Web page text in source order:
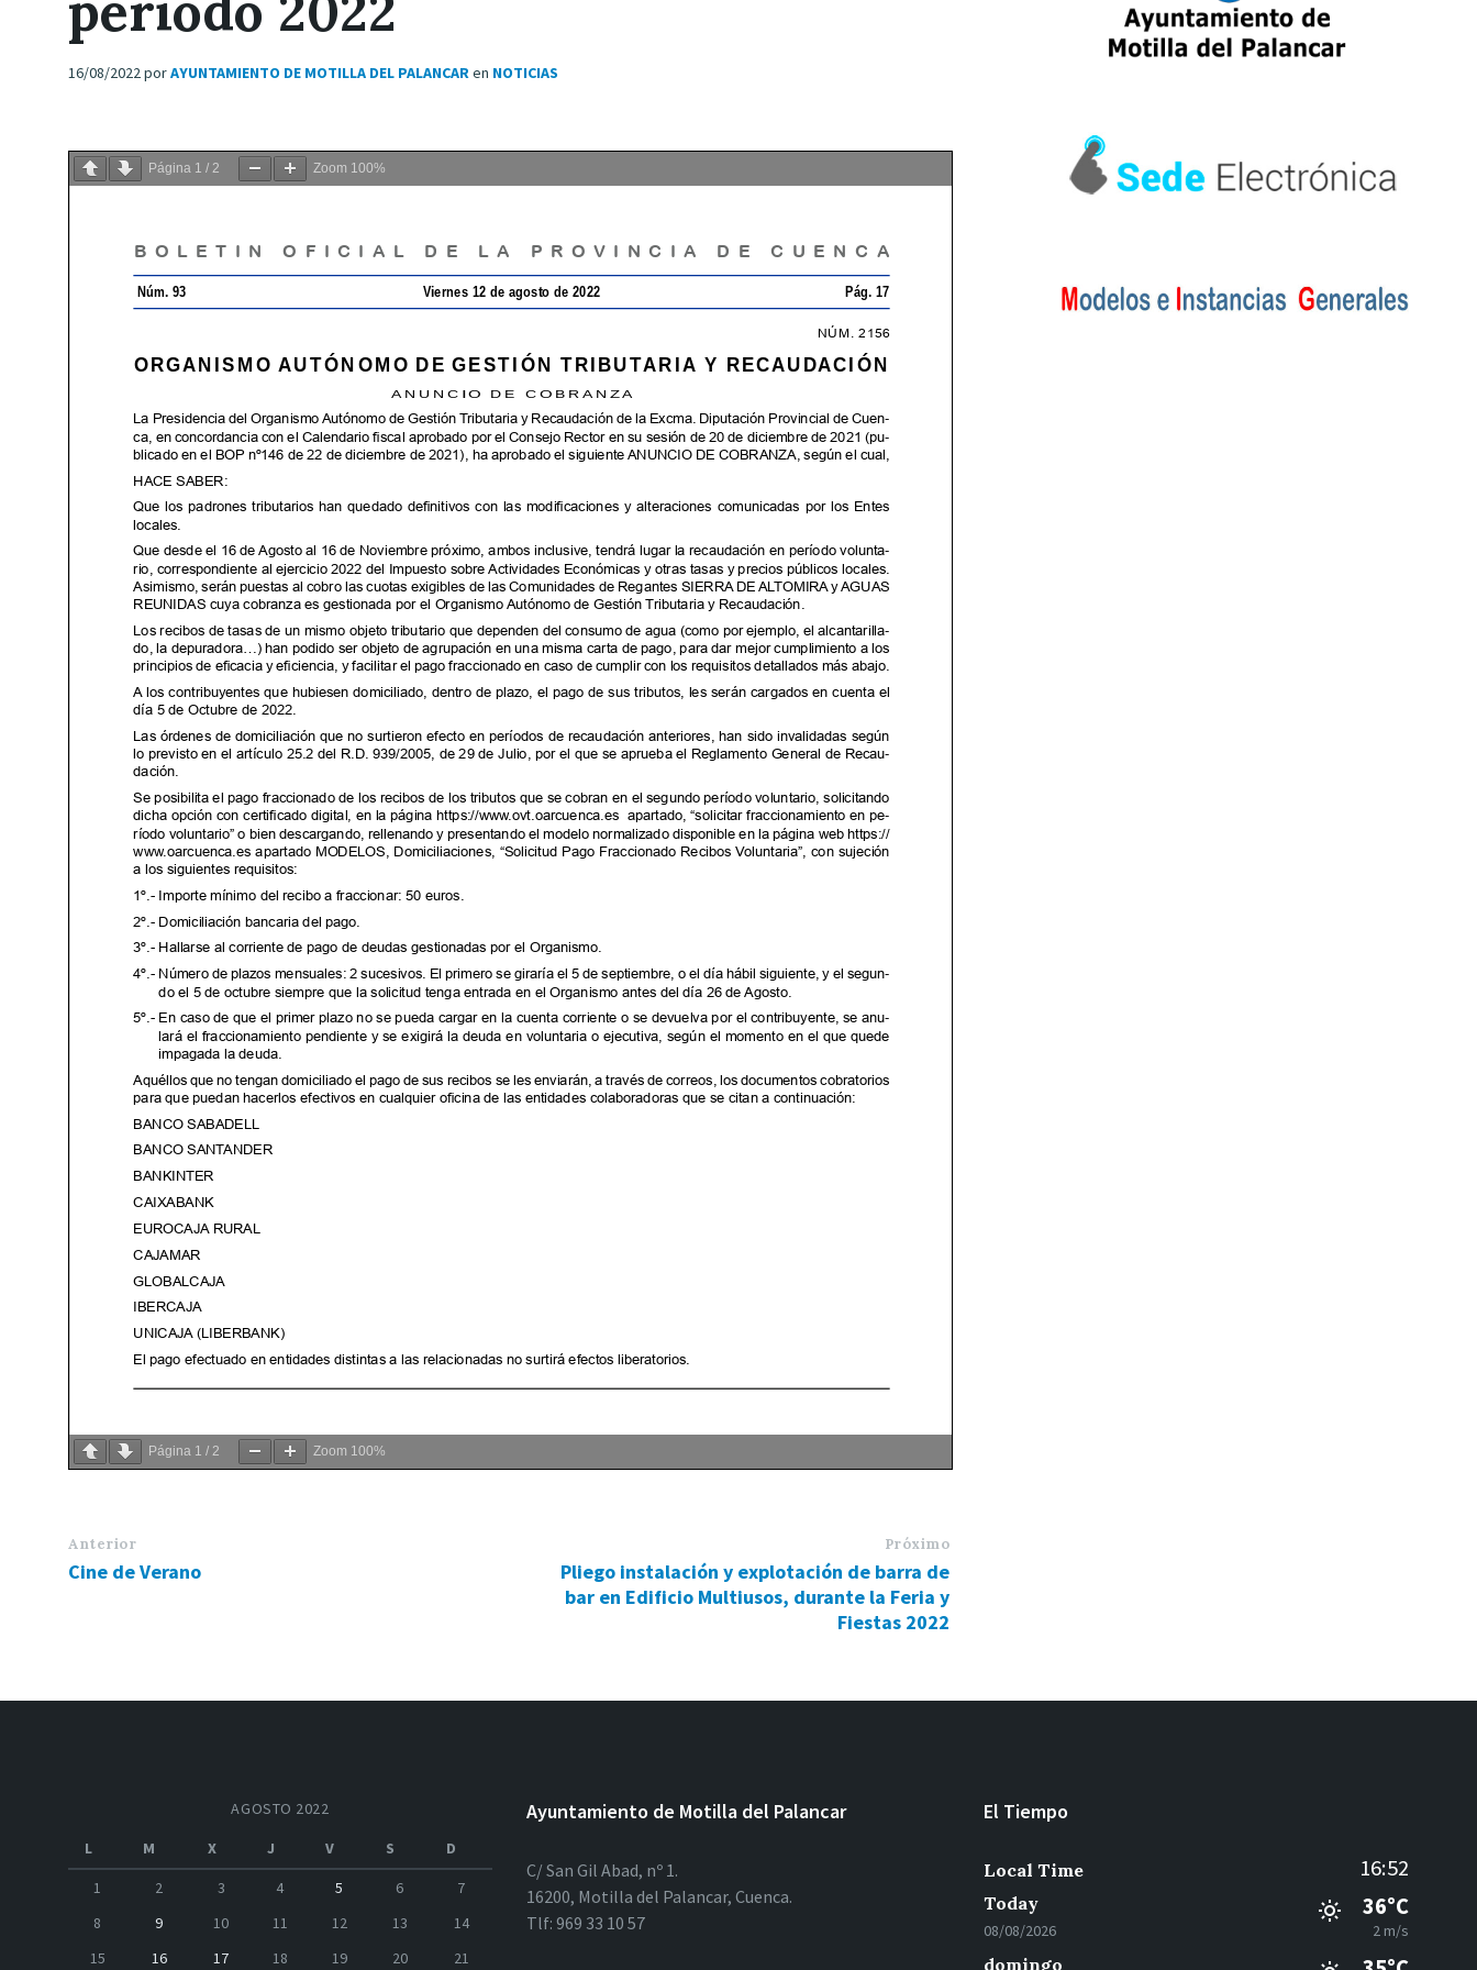
16/08/2022porAYUNTAMIENTO DE MOTILLA DEL PALANCARen NOTICIAS
Página 1 / 2 Zoom 100%
Página 1 / 2 Zoom 100%
Anterior
Cine de Verano
Próximo
Pliego instalación y explotación de barra de
bar en Edificio Multiusos, durante la Feria y
Fiestas 2022
AGOSTO 2022
L
M X J V S
D
1
2 3 4 5 6
7
8
9 10 11 12 13
14
15
16 17 18 19 20 21
Ayuntamiento de Motilla del Palancar
C/ San Gil Abad, nº 1.
16200, Motilla del Palancar, Cuenca.
Tlf: 969 33 10 57
El Tiempo
Local Time 16:52
Today
08/08/2026
36°C
2 m/s
domingo